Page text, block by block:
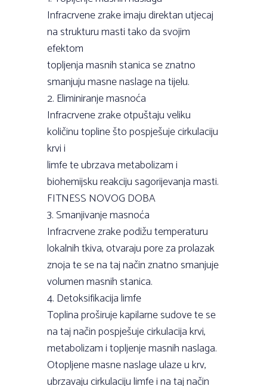
Infracrvene zrake imaju direktan utjecaj
na strukturu masti tako da svojim
efektom
topljenja masnih stanica se znatno
smanjuju masne naslage na tijelu.
2. Eliminiranje masnoća
Infracrvene zrake otpuštaju veliku
količinu topline što pospješuje cirkulaciju
krvi i
limfe te ubrzava metabolizam i
biohemijsku reakciju sagorijevanja masti.
FITNESS NOVOG DOBA
3. Smanjivanje masnoća
Infracrvene zrake podižu temperaturu
lokalnih tkiva, otvaraju pore za prolazak
znoja te se na taj način znatno smanjuje
volumen masnih stanica.
4. Detoksifikacija limfe
Toplina proširuje kapilarne sudove te se
na taj način pospješuje cirkulacija krvi,
metabolizam i topljenje masnih naslaga.
Otopljene masne naslage ulaze u krv,
ubrzavaju cirkulaciju limfe i na taj način